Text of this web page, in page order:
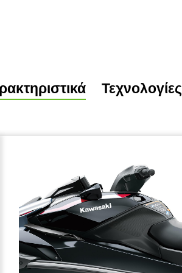
Τεχνολογίες